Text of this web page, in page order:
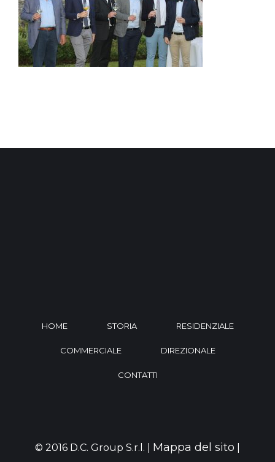
HOME STORIA RESIDENZIALE
COMMERCIALE DIREZIONALE
CONTATTI
© 2016 D.C. Group S.r.l. | Mappa del sito